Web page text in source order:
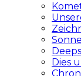
Dies